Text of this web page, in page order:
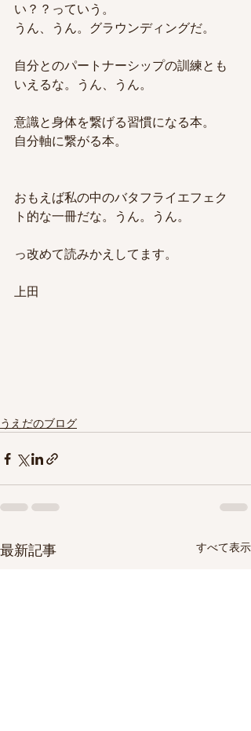
い？？っていう。
うん、うん。グラウンディングだ。
自分とのパートナーシップの訓練とも
いえるな。うん、うん。
意識と身体を繋げる習慣になる本。
自分軸に繋がる本。
おもえば私の中のバタフライエフェク
ト的な一冊だな。うん。うん。
っ改めて読みかえしてます。
上田
うえだのブログ
最新記事 すべて表示